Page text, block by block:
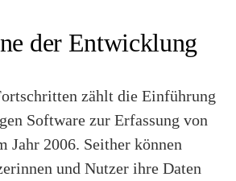
der Entwicklung
zählt die Einführung
Software zur Erfassung von
Jahr 2006. Seither können
und Nutzer ihre Daten